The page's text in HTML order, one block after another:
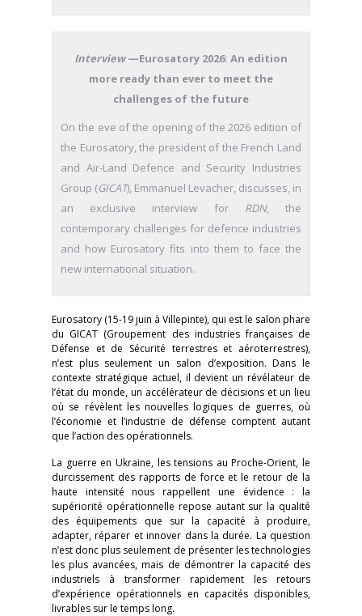
Interview—Eurosatory 2026: An edition
more ready than ever to meet the
challenges of the future
On the eve of the opening of the 2026 edition of
the Eurosatory, the president of the French Land
and Air-Land Defence and Security Industries
Group (GICAT), Emmanuel Levacher, discusses, in
an exclusive interview for RDN, the
contemporary challenges for defence industries
and how Eurosatory fits into them to face the
new international situation.
Eurosatory (15-19 juin à Villepinte), qui est le salon phare
du GICAT (Groupement des industries françaises de
Défense et de Sécurité terrestres et aéroterrestres),
n’est plus seulement un salon d’exposition. Dans le
contexte stratégique actuel, il devient un révélateur de
l’état du monde, un accélérateur de décisions et un lieu
où se révèlent les nouvelles logiques de guerres, où
l’économie et l’industrie de défense comptent autant
que l’action des opérationnels.
La guerre en Ukraine, les tensions au Proche-Orient, le
durcissement des rapports de force et le retour de la
haute intensité nous rappellent une évidence : la
supériorité opérationnelle repose autant sur la qualité
des équipements que sur la capacité à produire,
adapter, réparer et innover dans la durée. La question
n’est donc plus seulement de présenter les technologies
les plus avancées, mais de démontrer la capacité des
industriels à transformer rapidement les retours
d’expérience opérationnels en capacités disponibles,
livrables sur le temps long.